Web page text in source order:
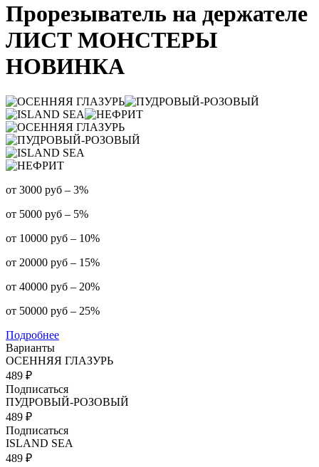
Прорезыватель на держателе
ЛИСТ МОНСТЕРЫ
НОВИНКА
от 3000 руб – 3%
от 5000 руб – 5%
от 10000 руб – 10%
от 20000 руб – 15%
от 40000 руб – 20%
от 50000 руб – 25%
Подробнее
Варианты
ОСЕННЯЯ ГЛАЗУРЬ
489 ₽
Подписаться
ПУДРОВЫЙ-РОЗОВЫЙ
489 ₽
Подписаться
ISLAND SEA
489 ₽